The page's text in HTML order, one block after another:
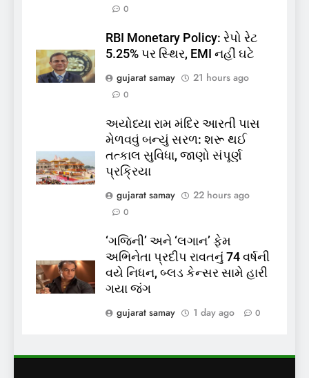
0
RBI Monetary Policy: રેપો રેટ
5.25% પર સ્થિર, EMI નહીં ઘટે
gujarat samay
21 hours ago
0
અયોધ્યા રામ મંદિર આરતી પાસ
મેળવવું બન્યું સરળ: શરૂ થઈ
તત્કાલ સુવિધા, જાણો સંપૂર્ણ
પ્રક્રિયા
gujarat samay
22 hours ago
0
‘ગજિની’ અને ‘લગાન’ ફેમ
અભિનેતા પ્રદીપ રાવતનું 74 વર્ષની
વયે નિધન, બ્લડ કેન્સર સામે હારી
ગયા જંગ
gujarat samay
1 day ago 0
કોડીનારના છારા દરિયાકાંઠે પાંચ
લાપતા
GUJARAT TOP NEWS
6
પાસપોર્ટ વેરિફિકેશન માટે હવે
મુક્તિ,ગુજરાતમાં વેરિફિકેશન
પ્રક્રિયા બની સરળ
GUJARAT TOP NEWS
7
નોંધણી બિલ2026’ ધ્વનિમતથી
8
શું તમારું મધ કે ઘી ખરેખર શુદ્ધ
છે? FSSAIએ ડાબરના દાવાઓની
પોલ ખોલી, મૂક્યો પ્રતિબંધ
INDIA TOP NEWS